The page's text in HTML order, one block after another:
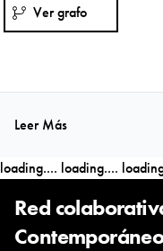
Ver grafo
Leer Más
loading.... loading....
Red